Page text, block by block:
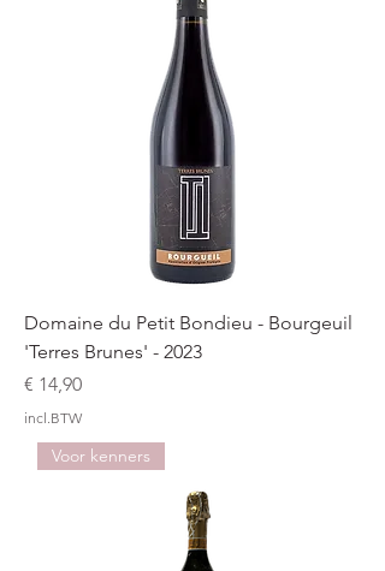
Domaine du Petit Bondieu - Bourgeuil
'Terres Brunes' - 2023
Prijs
€ 14,90
incl.BTW
Voor kenners